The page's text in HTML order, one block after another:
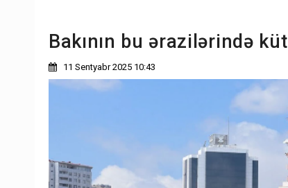
Bakının bu ərazilərində
11 Sentyabr 2025 10:43